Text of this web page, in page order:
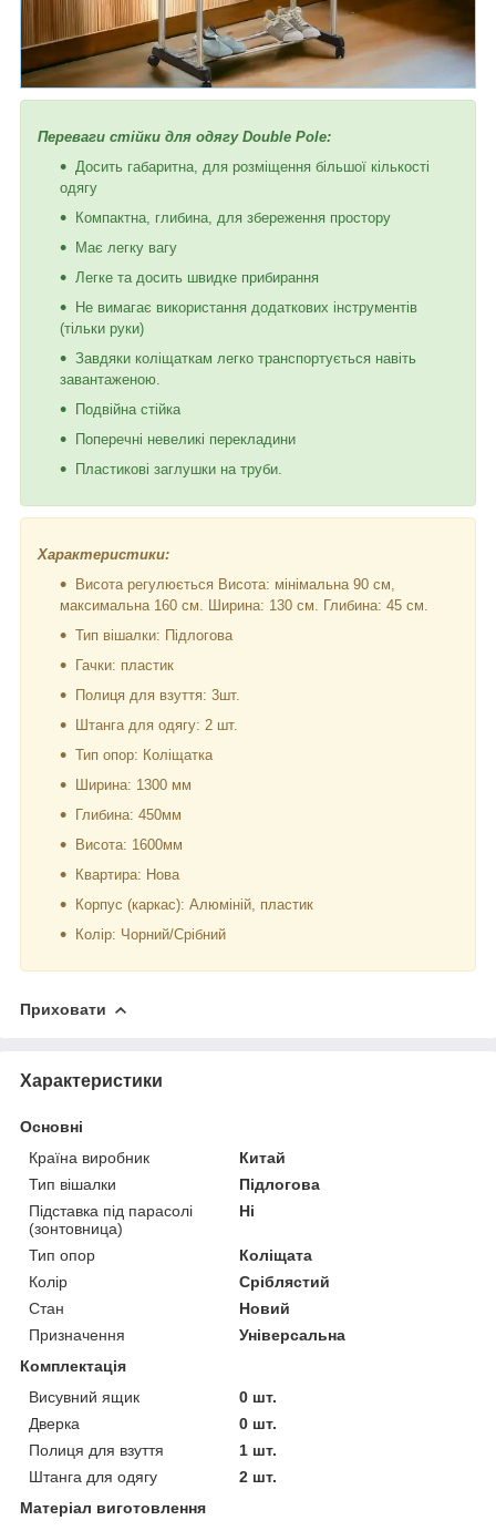
Переваги стійки для одягу Double Pole:
Досить габаритна, для розміщення більшої кількості
одягу
Компактна, глибина, для збереження простору
Має легку вагу
Легке та досить швидке прибирання
Не вимагає використання додаткових інструментів
(тільки руки)
Завдяки коліщаткам легко транспортується навіть
завантаженою.
Подвійна стійка
Поперечні невеликі перекладини
Пластикові заглушки на труби.
Характеристики:
Висота регулюється Висота: мінімальна 90 см,
максимальна 160 см. Ширина: 130 см. Глибина: 45 см.
Тип вішалки: Підлогова
Гачки: пластик
Полиця для взуття: 3шт.
Штанга для одягу: 2 шт.
Тип опор: Коліщатка
Ширина: 1300 мм
Глибина: 450мм
Висота: 1600мм
Квартира: Нова
Корпус (каркас): Алюміній, пластик
Колір: Чорний/Срібний
Приховати
Характеристики
Основні
Країна виробник
Китай
Тип вішалки
Підлогова
Підставка під парасолі
(зонтовница)
Ні
Тип опор
Коліщата
Колір
Сріблястий
Стан
Новий
Призначення
Універсальна
Комплектація
Висувний ящик
0 шт.
Дверка
0 шт.
Полиця для взуття
1 шт.
Штанга для одягу
2 шт.
Матеріал виготовлення